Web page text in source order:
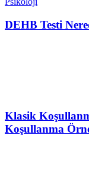
DEHB Testi
Klasik
Koşullanma